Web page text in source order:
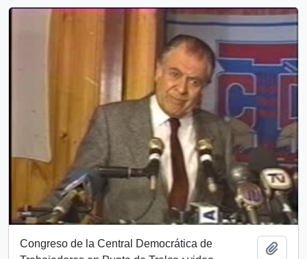
Congreso de la Central Democrática de